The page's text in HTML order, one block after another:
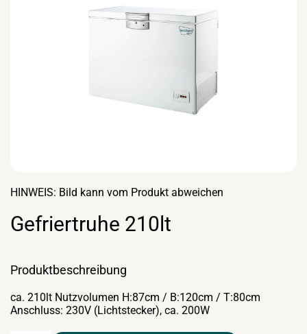
HINWEIS: Bild kann vom Produkt abweichen
Gefriertruhe 210lt
Produktbeschreibung
ca. 210lt Nutzvolumen H:87cm / B:120cm / T:80cm
Anschluss: 230V (Lichtstecker), ca. 200W